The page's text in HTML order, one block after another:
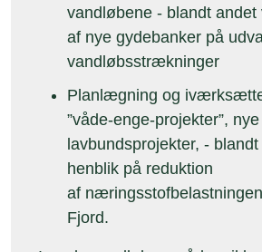
vandløbene - blandt
af nye gydebanker på
vandløbsstrækninger
Planlægning og
”våde-enge-projekter”,
lavbundsprojekter, -
henblik på reduktion
af
Fjord.